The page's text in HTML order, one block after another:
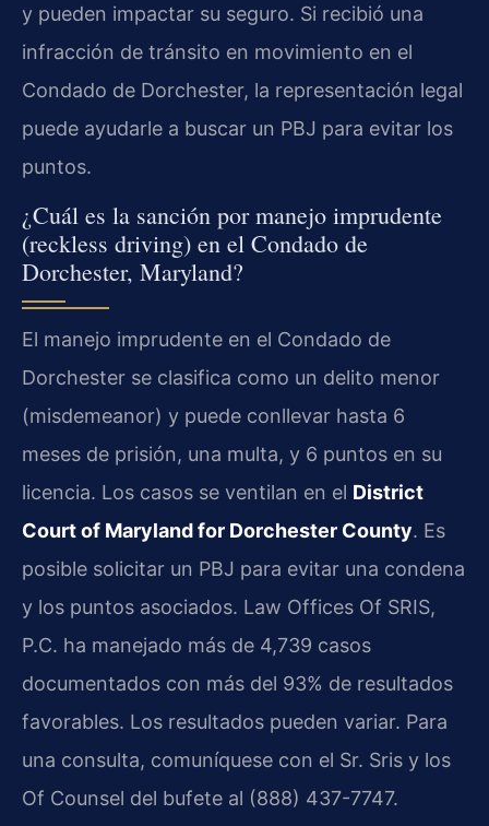
y pueden impactar su seguro. Si recibió una
infracción de tránsito en movimiento en el
Condado de Dorchester, la representación legal
puede ayudarle a buscar un PBJ para evitar los
puntos.
¿Cuál es la sanción por manejo imprudente
(reckless driving) en el Condado de
Dorchester, Maryland?
El manejo imprudente en el Condado de
Dorchester se clasifica como un delito menor
(misdemeanor) y puede conllevar hasta 6
meses de prisión, una multa, y 6 puntos en su
licencia. Los casos se ventilan en el District
Court of Maryland for Dorchester County. Es
posible solicitar un PBJ para evitar una condena
y los puntos asociados. Law Offices Of SRIS,
P.C. ha manejado más de 4,739 casos
documentados con más del 93% de resultados
favorables. Los resultados pueden variar. Para
una consulta, comuníquese con el Sr. Sris y los
Of Counsel del bufete al (888) 437-7747.